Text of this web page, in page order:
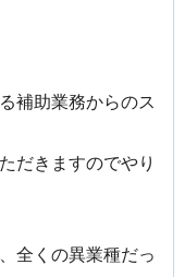
補助業務からのス
だきますのでやり
全くの異業種だっ